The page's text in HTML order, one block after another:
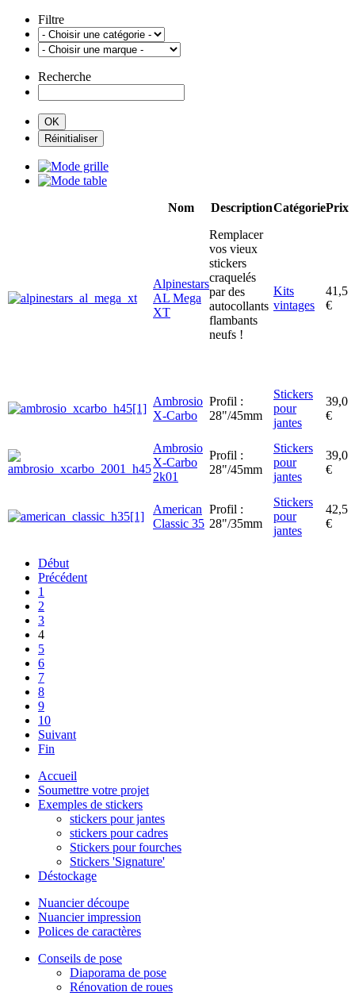
Filtre
Recherche
Nom DescriptionCatégoriePrix
Alpinestars
AL Mega
XT
Remplacer
vos vieux
stickers
craquelés
par des
autocollants
flambants
neufs !
Kits
vintages
41,5
€
Ambrosio
X-Carbo
Profil :
28"/45mm
Stickers
pour
jantes
39,0
€
Ambrosio
X-Carbo
2k01
Profil :
28"/45mm
Stickers
pour
jantes
39,0
€
American
Classic 35
Profil :
28"/35mm
Stickers
pour
jantes
42,5
€
Début
Précédent
1
2
3
4
5
6
7
8
9
10
Suivant
Fin
Accueil
Soumettre votre projet
Exemples de stickers
stickers pour jantes
stickers pour cadres
Stickers pour fourches
Stickers 'Signature'
Déstockage
Nuancier découpe
Nuancier impression
Polices de caractères
Conseils de pose
Diaporama de pose
Rénovation de roues